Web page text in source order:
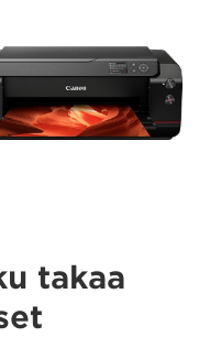
takaa